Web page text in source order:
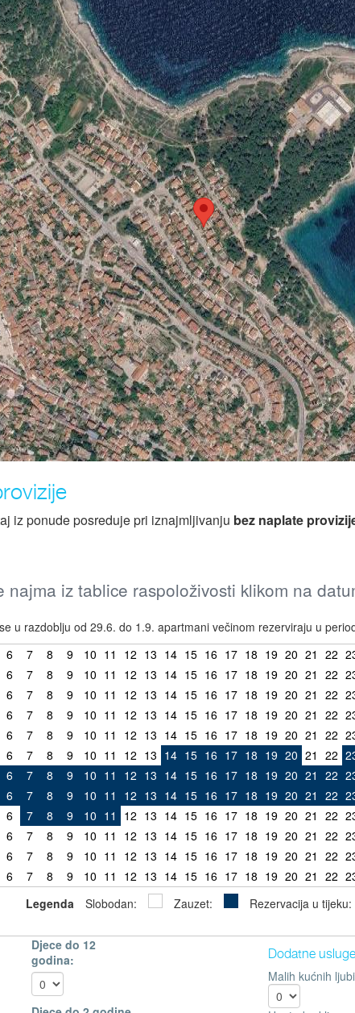
iz ponude posreduje pri iznajmljivanju bez naplate
najma iz tablice raspoloživosti klikom na
u razdoblju od 29.6. do 1.9. apartmani večinom rezerviraju u
6 7 8 9 10 11 12 13 14 15 16 17 18 19 20 21 22
6 7 8 9 10 11 12 13 14 15 16 17 18 19 20 21 22
6 7 8 9 10 11 12 13 14 15 16 17 18 19 20 21 22
6 7 8 9 10 11 12 13 14 15 16 17 18 19 20 21 22
6 7 8 9 10 11 12 13 14 15 16 17 18 19 20 21 22
6 7 8 9 10 11 12 13 14 15 16 17 18 19 20 21 22
6 7 8 9 10 11 12 13 14 15 16 17 18 19 20 21 22
6 7 8 9 10 11 12 13 14 15 16 17 18 19 20 21 22
6 7 8 9 10 11 12 13 14 15 16 17 18 19 20 21 22
6 7 8 9 10 11 12 13 14 15 16 17 18 19 20 21 22
6 7 8 9 10 11 12 13 14 15 16 17 18 19 20 21 22
6 7 8 9 10 11 12 13 14 15 16 17 18 19 20 21 22
Legenda Slobodan: Zauzet: Rezervacija u tijeku:
Djece do 12
godina:
Dodatne
Malih kućnih